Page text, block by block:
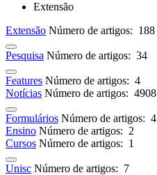
Extensão
Extensão Número de artigos: 188
Pesquisa Número de artigos: 34
Features Número de artigos: 4
Notícias Número de artigos: 4908
Formulários Número de artigos: 4
Ensino Número de artigos: 2
Cursos Número de artigos: 1
Unisc Número de artigos: 7